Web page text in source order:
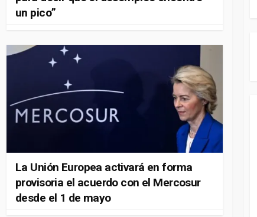
un pico”
La Unión Europea activará en forma
provisoria el acuerdo con el Mercosur
desde el 1 de mayo